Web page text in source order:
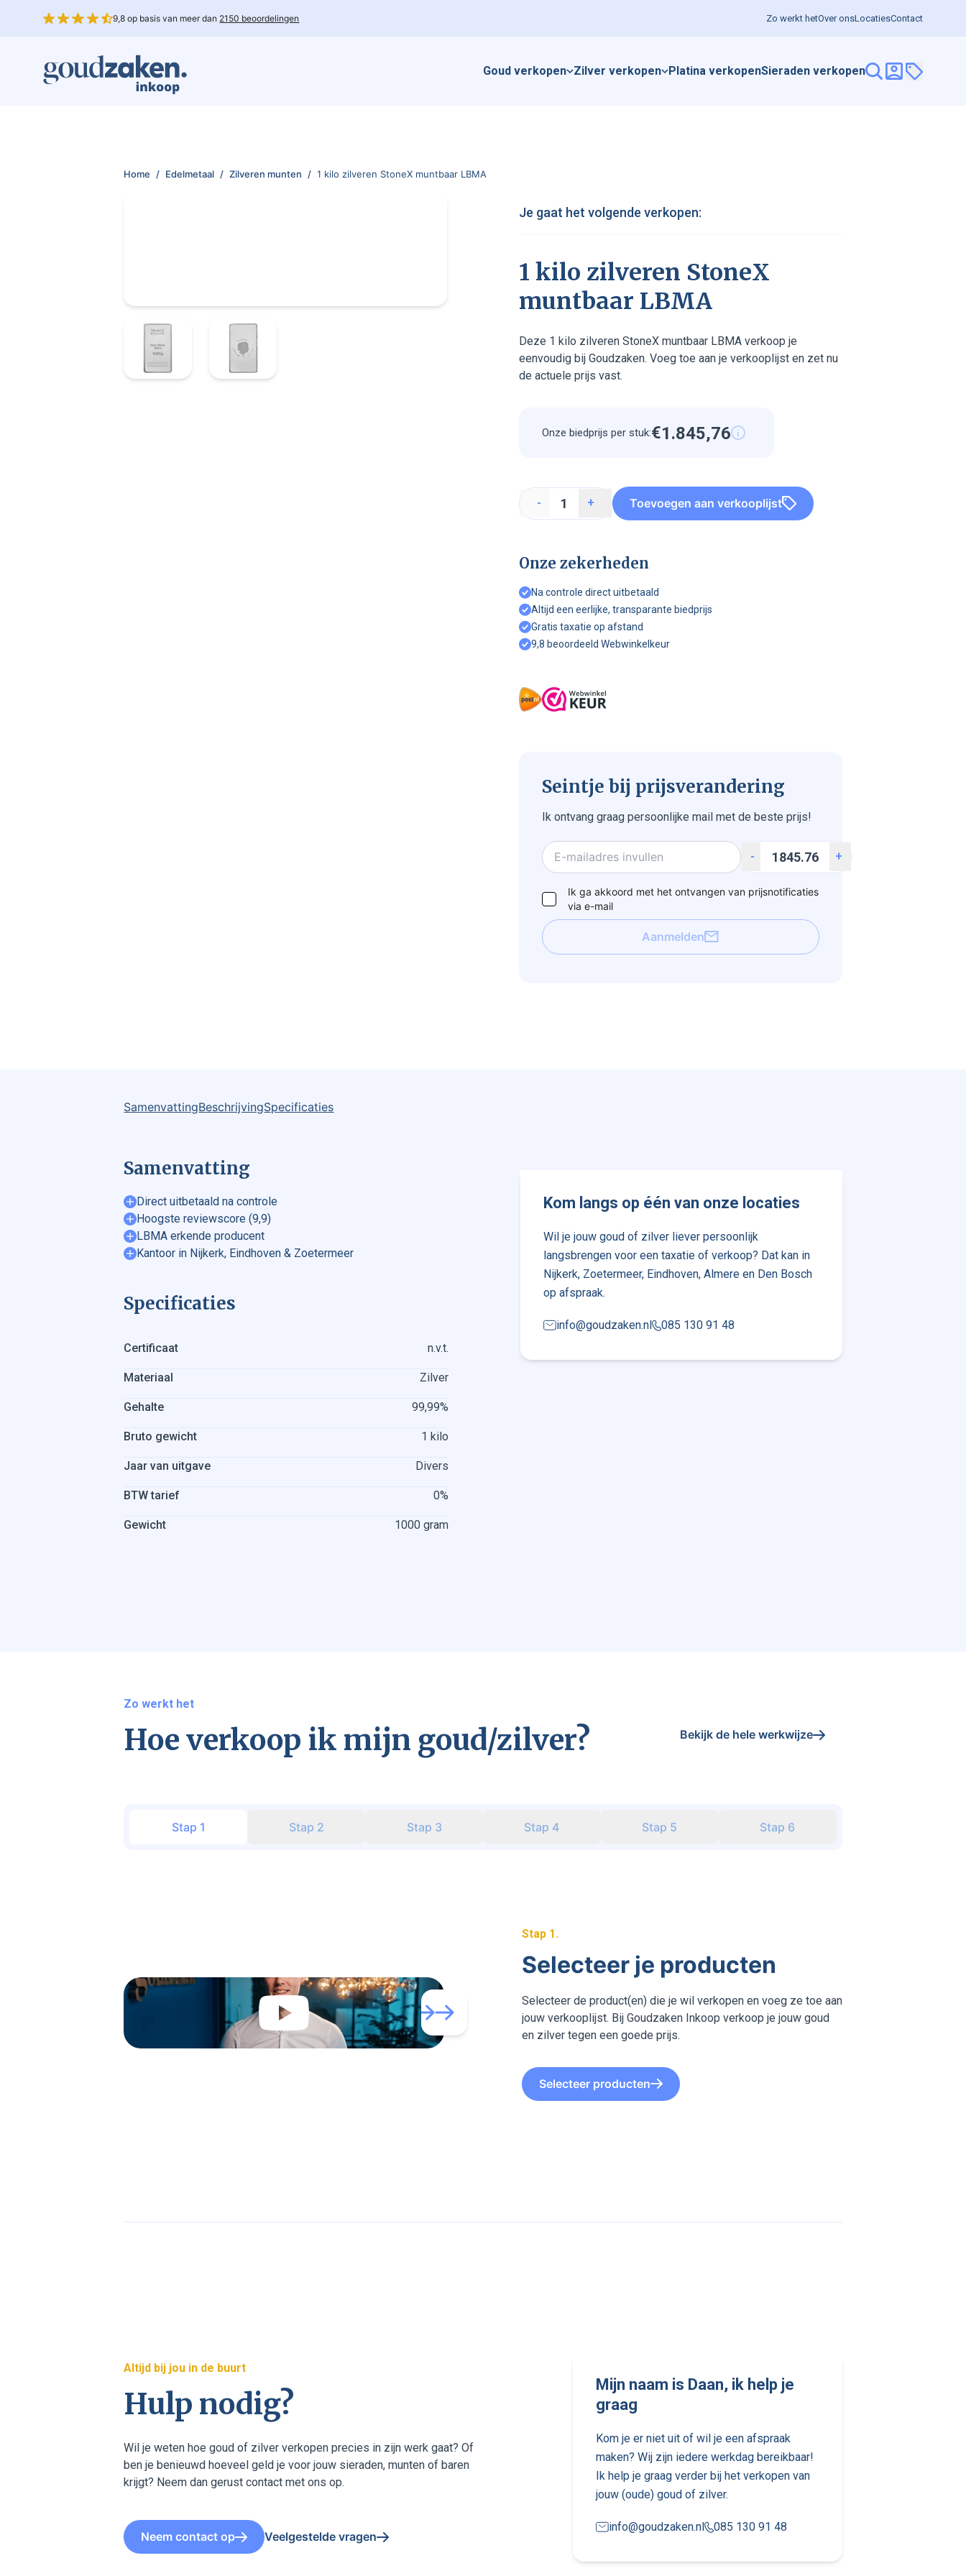
9,8 op basis van meer dan 2150 beoordelingen Zo werkt hetOver onsLocatiesContact
Goud verkopen Zilver verkopen Platina verkopenSieraden verkopen
Home / Edelmetaal / Zilveren munten / 1 kilo zilveren StoneX muntbaar LBMA
Je gaat het volgende verkopen:
1 kilo zilveren StoneX
muntbaar LBMA
Deze 1 kilo zilveren StoneX muntbaar LBMA verkoop je
eenvoudig bij Goudzaken. Voeg toe aan je verkooplijst en zet nu
de actuele prijs vast.
Onze biedprijs per stuk:€1
0
1
.8
7
8
4
0
4
5
7
5
,7
7
7
6
0
6
- + Toevoegen aan verkooplijst
Onze zekerheden
Na controle direct uitbetaald
Altijd een eerlijke, transparante biedprijs
Gratis taxatie op afstand
9,8 beoordeeld Webwinkelkeur
Seintje bij prijsverandering
Ik ontvang graag persoonlijke mail met de beste prijs!
- +
Ik ga akkoord met het ontvangen van prijsnotificaties
via e-mail
Aanmelden
SamenvattingBeschrijvingSpecificaties
Samenvatting
Direct uitbetaald na controle
Hoogste reviewscore (9,9)
LBMA erkende producent
Kantoor in Nijkerk, Eindhoven & Zoetermeer
Specificaties
Certificaat n.v.t.
Materiaal Zilver
Gehalte 99,99%
Bruto gewicht 1 kilo
Jaar van uitgave Divers
BTW tarief 0%
Gewicht 1000 gram
Kom langs op één van onze locaties
Wil je jouw goud of zilver liever persoonlijk
langsbrengen voor een taxatie of verkoop? Dat kan in
Nijkerk, Zoetermeer, Eindhoven, Almere en Den Bosch
op afspraak.
info@goudzaken.nl 085 130 91 48
Zo werkt het
Hoe verkoop ik mijn goud/zilver? Bekijk de hele werkwijze
Stap 1 Stap 2 Stap 3 Stap 4 Stap 5 Stap 6
Stap 1.
Selecteer je producten
Selecteer de product(en) die je wil verkopen en voeg ze toe aan
jouw verkooplijst. Bij Goudzaken Inkoop verkoop je jouw goud
en zilver tegen een goede prijs.
Selecteer producten
Mijn naam is Daan, ik help je
graag
Kom je er niet uit of wil je een afspraak
maken? Wij zijn iedere werkdag bereikbaar!
Ik help je graag verder bij het verkopen van
jouw (oude) goud of zilver.
info@goudzaken.nl 085 130 91 48
Altijd bij jou in de buurt
Hulp nodig?
Wil je weten hoe goud of zilver verkopen precies in zijn werk gaat? Of
ben je benieuwd hoeveel geld je voor jouw sieraden, munten of baren
krijgt? Neem dan gerust contact met ons op.
Neem contact op Veelgestelde vragen